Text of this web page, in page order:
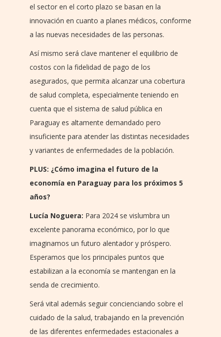
el sector en el corto plazo se basan en la
innovación en cuanto a planes médicos, conforme
a las nuevas necesidades de las personas.
Así mismo será clave mantener el equilibrio de
costos con la fidelidad de pago de los
asegurados, que permita alcanzar una cobertura
de salud completa, especialmente teniendo en
cuenta que el sistema de salud pública en
Paraguay es altamente demandado pero
insuficiente para atender las distintas necesidades
y variantes de enfermedades de la población.
PLUS: ¿Cómo imagina el futuro de la
economía en Paraguay para los próximos 5
años?
Lucía Noguera: Para 2024 se vislumbra un
excelente panorama económico, por lo que
imaginamos un futuro alentador y próspero.
Esperamos que los principales puntos que
estabilizan a la economía se mantengan en la
senda de crecimiento.
Será vital además seguir concienciando sobre el
cuidado de la salud, trabajando en la prevención
de las diferentes enfermedades estacionales a